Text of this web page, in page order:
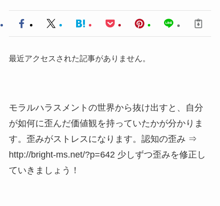
最近アクセスされた記事がありません。
モラルハラスメントの世界から抜け出すと、自分
が如何に歪んだ価値観を持っていたかが分かりま
す。歪みがストレスになります。認知の歪み ⇒
http://bright-ms.net/?p=642 少しずつ歪みを修正し
ていきましょう！